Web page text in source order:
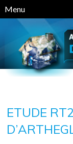
Menu
ETUDE
Panneau de gestion